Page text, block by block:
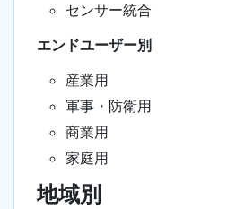
センサー統合
エンドユーザー別
産業用
軍事・防衛用
商業用
家庭用
地域別